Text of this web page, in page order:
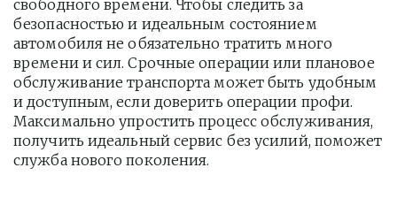
свободного времени. Чтобы следить за
безопасностью и идеальным состоянием
автомобиля не обязательно тратить много
времени и сил. Срочные операции или плановое
обслуживание транспорта может быть удобным
и доступным, если доверить операции профи.
Максимально упростить процесс обслуживания,
получить идеальный сервис без усилий, поможет
служба нового поколения.